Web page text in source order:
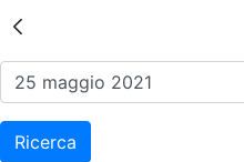
Risultati
Ricerca